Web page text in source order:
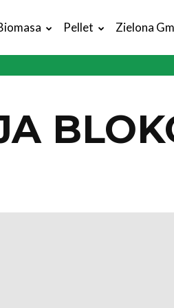
Pellet Zielona